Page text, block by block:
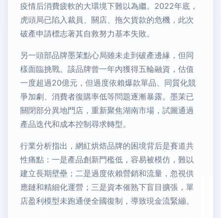
疫情后消費疲軟的大環境下難以為繼。2022年底，
虎頭局已陷入裁員、關店、拖欠貨款的危機，此次
破產申請標志著其自救努力基本失敗。
另一頭部品牌墨茉點心局雖未走到破產邊緣，但同
樣面臨挑戰。該品牌曾一年內獲得五輪融資，估值
一度超過20億元，但過度依賴爆款單品、同質化競
爭加劇、消費者復購率低等問題逐漸暴露。墨茉已
關閉部分異地門店，重新聚焦湖南市場，試圖通過
產品迭代和成本控制尋求轉型。
行業分析指出，網紅烘焙品牌的困境背后是賽道共
性痛點：一是產品創新門檻低，容易被模仿，難以
建立長期壁壘；二是過度依賴營銷和流量，忽視供
應鏈和精細化運營；三是資本催熟下盲目擴張，單
店盈利模型未跑通便全國復制，導致現金流緊繃。